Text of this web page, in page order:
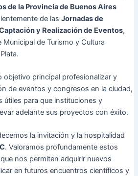
de la Provincia de Buenos Aires
de las Jornadas de
y Realización de Eventos,
de Turismo y Cultura
objetivo principal profesionalizar y
de eventos y congresos en la ciudad,
útiles para que instituciones y
adelante sus proyectos con éxito.
la invitación y la hospitalidad
. Valoramos profundamente estos
nos permiten adquirir nuevos
en futuros encuentros científicos y